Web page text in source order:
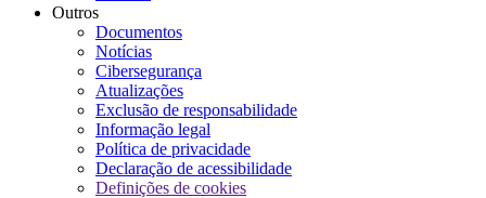
Outros
Documentos
Notícias
Cibersegurança
Atualizações
Exclusão de responsabilidade
Informação legal
Política de privacidade
Declaração de acessibilidade
Definições de cookies